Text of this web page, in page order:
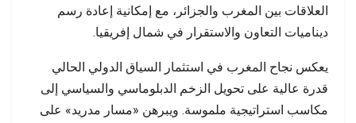
العلاقات بين المغرب والجزائر، مع إمكانية إعادة رسم
ديناميات التعاون والاستقرار في شمال إفريقيا.
يعكس نجاح المغرب في استثمار السياق الدولي الحالي
قدرة عالية على تحويل الزخم الدبلوماسي والسياسي إلى
مكاسب استراتيجية ملموسة. ويبرهن «مسار مدريد» على